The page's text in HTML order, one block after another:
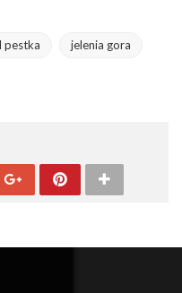
pestka jelenia gora